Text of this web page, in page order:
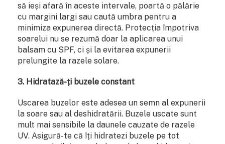
să ieși afară în aceste intervale, poartă o pălărie
cu margini largi sau caută umbra pentru a
minimiza expunerea directă. Protecția împotriva
soarelui nu se rezumă doar la aplicarea unui
balsam cu SPF, ci și la evitarea expunerii
prelungite la razele solare.
3. Hidratază-ți buzele constant
Uscarea buzelor este adesea un semn al expunerii
la soare sau al deshidratării. Buzele uscate sunt
mult mai sensibile la daunele cauzate de razele
UV. Asigură-te că îți hidratezi buzele pe tot